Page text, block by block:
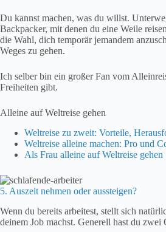
Du kannst machen, was du willst.
Backpacker, mit denen du eine Weile
die Wahl, dich temporär jemandem
Weges zu gehen.
Ich selber bin ein großer Fan vom
Freiheiten gibt.
Alleine auf Weltreise gehen
Weltreise zu zweit: Vorteile,
Weltreise alleine machen: Pro und
Als Frau alleine auf Weltreise gehen
5. Auszeit nehmen oder aussteigen?
Wenn du bereits arbeitest, stellt sich
deinem Job machst. Generell hast du zwei